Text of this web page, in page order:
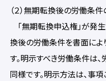
（２）無期転換後の労働条
「無期転換申込権」が発
換後の労働条件を書面によ
す。明示すべき労働条件は
同様です。明示方法は、事